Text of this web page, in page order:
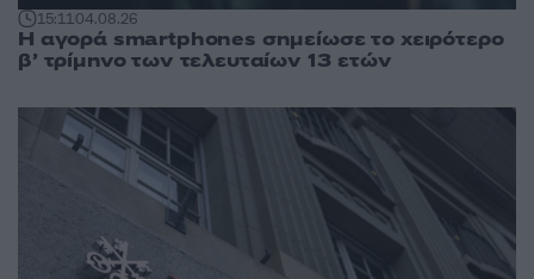
15:1104.08.26
Η αγορά smartphones σημείωσε το χειρότερο
β’ τρίμηνο των τελευταίων 13 ετών